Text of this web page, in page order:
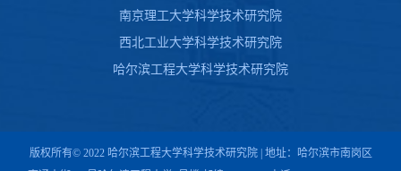
南京理工大学科学技术研究院
西北工业大学科学技术研究院
哈尔滨工程大学科学技术研究院
版权所有© 2022 哈尔滨工程大学科学技术研究院 | 地址：哈尔滨市南岗区